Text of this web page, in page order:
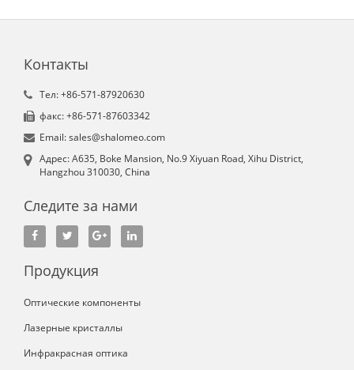
Контакты
Tел: +86-571-87920630
факс: +86-571-87603342
Email: sales@shalomeo.com
Aдрес: A635, Boke Mansion, No.9 Xiyuan Road, Xihu District,
Hangzhou 310030, China
Следите за нами
Продукция
Оптические компоненты
Лазерные кристаллы
Инфракрасная оптика